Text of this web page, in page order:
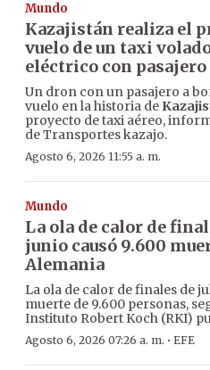
Mundo
Kazajistán realiza el
vuelo de un taxi
eléctrico con pasajero
Un dron con un pasajero a
vuelo en la historia de
proyecto de taxi aéreo,
de Transportes kazajo.
Agosto 6, 2026 11:55 a. m.
Mundo
La ola de calor de
junio causó 9.600
Alemania
La ola de calor de finales de
muerte de 9.600 personas,
Instituto Robert Koch (RKI)
Agosto 6, 2026 07:26 a. m. · EFE